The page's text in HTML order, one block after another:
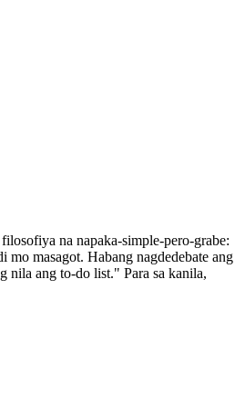
na napaka-simple-pero-grabe:
masagot. Habang nagdedebate ang
ang to-do list." Para sa kanila,